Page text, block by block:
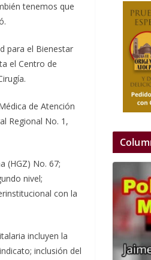
tenemos que
para el Bienestar
el Centro de
de Atención
Regional No. 1,
(HGZ) No. 67;
nivel;
con la
incluyen la
inclusión del